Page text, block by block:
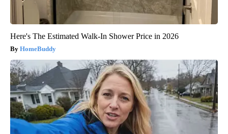
Here's The Estimated Walk-In Shower Price in 2026
HomeBuddy